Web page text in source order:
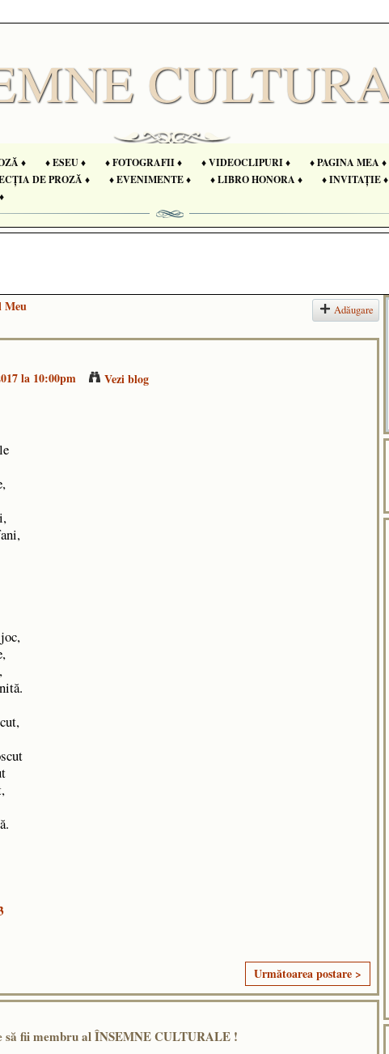
♦ ♦ ESEU ♦ ♦ FOTOGRAFII ♦ ♦ VIDEOCLIPURI ♦ ♦ PAGINA MEA ♦
DE PROZĂ ♦ ♦ EVENIMENTE ♦ ♦ LIBRO HONORA ♦ ♦ INVITAȚIE ♦
Meu Adăugare
la 10:00pm Vezi blog
Următoarea postare >
să fii membru al ÎNSEMNE CULTURALE !